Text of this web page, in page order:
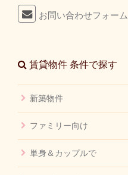
お問い合わせフォーム
賃貸物件 条件で探す
新築物件
ファミリー向け
単身＆カップルで